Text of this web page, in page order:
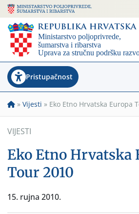
Pristupačnost
» Vijesti » Eko Etno Hrvatska Europa
VIJESTI
Eko Etno Hrvatska
Tour 2010
15. rujna 2010.